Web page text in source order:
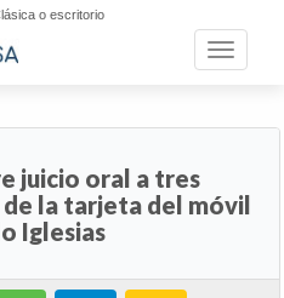
o escritorio
Toggle
juicio oral a tres
la tarjeta del móvil
Iglesias